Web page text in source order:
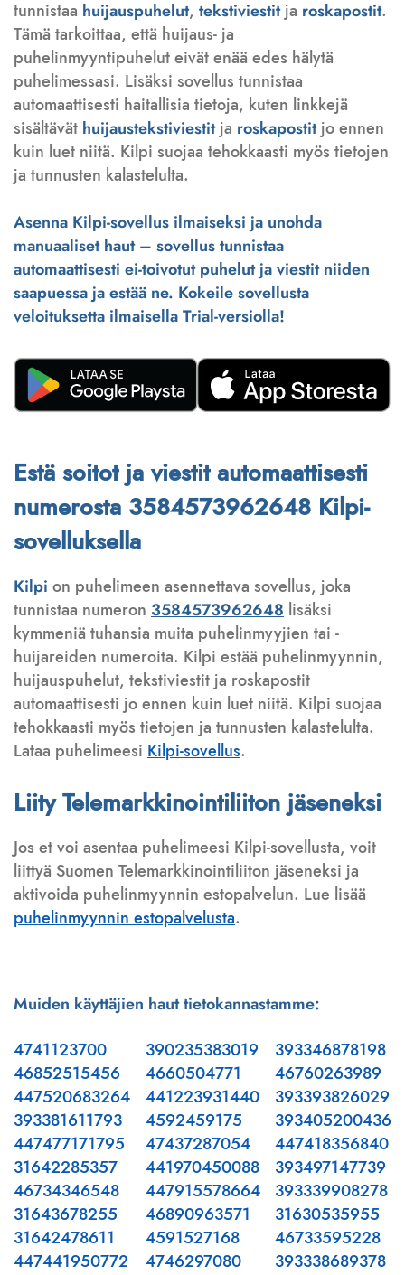
tunnistaa huijauspuhelut, tekstiviestitja roskapostit.
Tämä tarkoittaa, että huijaus- ja
puhelinmyyntipuhelut eivät enää edes hälytä
puhelimessasi. Lisäksi sovellus tunnistaa
automaattisesti haitallisia tietoja, kuten linkkejä
sisältävät huijaustekstiviestitja roskapostitjo ennen
kuin luet niitä. Kilpi suojaa tehokkaasti myös tietojen
ja tunnusten kalastelulta.
Asenna Kilpi-sovellus ilmaiseksi ja unohda
manuaaliset haut – sovellus tunnistaa
automaattisesti ei-toivotut puhelut ja viestit niiden
saapuessa ja estää ne. Kokeile sovellusta
veloituksetta ilmaisella Trial-versiolla!
Estä soitot ja viestit automaattisesti
numerosta 3584573962648 Kilpi-
sovelluksella
Kilpi on puhelimeen asennettava sovellus, joka
tunnistaa numeron 3584573962648 lisäksi
kymmeniä tuhansia muita puhelinmyyjien tai -
huijareiden numeroita. Kilpi estää puhelinmyynnin,
huijauspuhelut, tekstiviestit ja roskapostit
automaattisesti jo ennen kuin luet niitä. Kilpi suojaa
tehokkaasti myös tietojen ja tunnusten kalastelulta.
Lataa puhelimeesi Kilpi-sovellus.
Liity Telemarkkinointiliiton jäseneksi
Jos et voi asentaa puhelimeesi Kilpi-sovellusta, voit
liittyä Suomen Telemarkkinointiliiton jäseneksi ja
aktivoida puhelinmyynnin estopalvelun. Lue lisää
puhelinmyynnin estopalvelusta.
Muiden käyttäjien haut tietokannastamme:
4741123700
46852515456
447520683264
393381611793
447477171795
31642285357
46734346548
31643678255
31642478611
447441950772
390235383019
4660504771
441223931440
4592459175
47437287054
441970450088
447915578664
46890963571
4591527168
4746297080
393346878198
46760263989
393393826029
393405200436
447418356840
393497147739
393339908278
31630535955
46733595228
393338689378